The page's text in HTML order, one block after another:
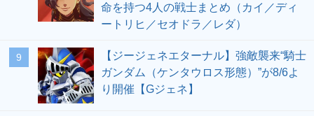
命を持つ4人の戦士まとめ（カイ／ディ
ートリヒ／セオドラ／レダ）
9
【ジージェネエターナル】強敵襲来“騎士
ガンダム（ケンタウロス形態）”が8/6よ
り開催【Gジェネ】